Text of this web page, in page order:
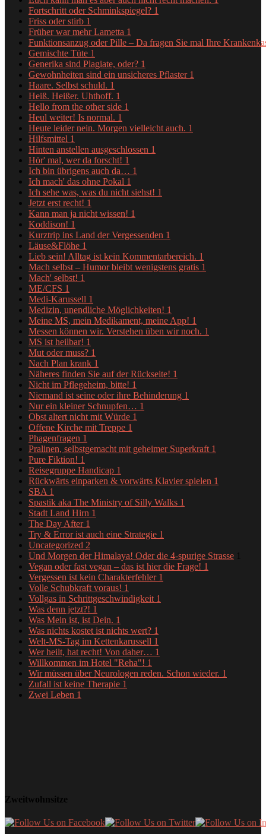
Fortschritt oder Schminkspiegel? 1
Friss oder stirb 1
Früher war mehr Lametta 1
Funktionsanzug oder Pille – Da fragen Sie mal Ihre
Gemischte Tüte 1
Generika sind Plagiate, oder? 1
Gewohnheiten sind ein unsicheres Pflaster 1
Haare. Selbst schuld. 1
Heiß. Heißer. Uhthoff. 1
Hello from the other side 1
Heul weiter! Is normal. 1
Heute leider nein. Morgen vielleicht auch. 1
Hilfsmittel 1
Hinten anstellen ausgeschlossen 1
Hör' mal, wer da forscht! 1
Ich bin übrigens auch da… 1
Ich mach' das ohne Pokal 1
Ich sehe was, was du nicht siehst! 1
Jetzt erst recht! 1
Kann man ja nicht wissen! 1
Koddison! 1
Kurztrip ins Land der Vergessenden 1
Läuse&Flöhe 1
Lieb sein! Alltag ist kein Kommentarbereich. 1
Mach selbst – Humor bleibt wenigstens gratis 1
Mach' selbst! 1
ME/CFS 1
Medi-Karussell 1
Medizin, unendliche Möglichkeiten! 1
Meine MS, mein Medikament, meine App! 1
Messen können wir. Verstehen üben wir noch. 1
MS ist heilbar! 1
Mut oder muss? 1
Nach Plan krank 1
Näheres finden Sie auf der Rückseite! 1
Nicht im Pflegeheim, bitte! 1
Niemand ist seine oder ihre Behinderung 1
Nur ein kleiner Schnupfen… 1
Obst altert nicht mit Würde 1
Offene Kirche mit Treppe 1
Phagenfragen 1
Pralinen, selbstgemacht mit geheimer Superkraft 1
Pure Fiktion! 1
Reisegruppe Handicap 1
Rückwärts einparken & vorwärts Klavier spielen 1
SBA 1
Spastik aka The Ministry of Silly Walks 1
Stadt Land Hirn 1
The Day After 1
Try & Error ist auch eine Strategie 1
Uncategorized 2
Und Morgen der Himalaya! Oder die 4-spurige Strasse 1
Vegan oder fast vegan – das ist hier die Frage! 1
Vergessen ist kein Charakterfehler 1
Volle Schubkraft voraus! 1
Vollgas in Schrittgeschwindigkeit 1
Was denn jetzt?! 1
Was Mein ist, ist Dein. 1
Was nichts kostet ist nichts wert? 1
Welt-MS-Tag im Kettenkarussell 1
Wer heilt, hat recht! Von daher… 1
Willkommen im Hotel "Reha"! 1
Wir müssen über Neurologen reden. Schon wieder. 1
Zufall ist keine Therapie 1
Zwei Leben 1
Zweitwohnsitze